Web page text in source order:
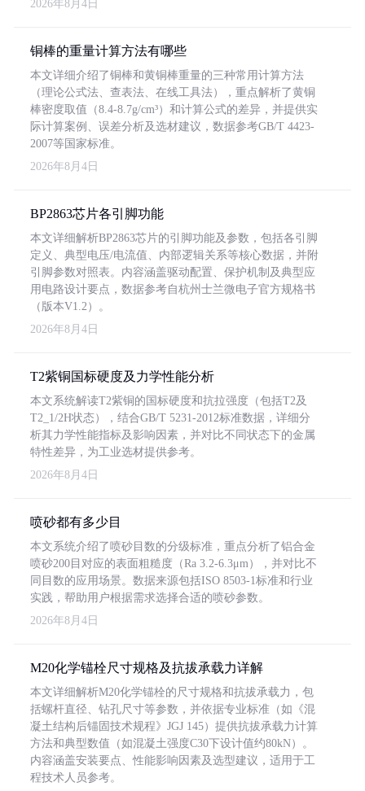
2026年8月4日
铜棒的重量计算方法有哪些
本文详细介绍了铜棒和黄铜棒重量的三种常用计算方法
（理论公式法、查表法、在线工具法），重点解析了黄铜
棒密度取值（8.4-8.7g/cm³）和计算公式的差异，并提供实
际计算案例、误差分析及选材建议，数据参考GB/T 4423-
2007等国家标准。
2026年8月4日
BP2863芯片各引脚功能
本文详细解析BP2863芯片的引脚功能及参数，包括各引脚
定义、典型电压/电流值、内部逻辑关系等核心数据，并附
引脚参数对照表。内容涵盖驱动配置、保护机制及典型应
用电路设计要点，数据参考自杭州士兰微电子官方规格书
（版本V1.2）。
2026年8月4日
T2紫铜国标硬度及力学性能分析
本文系统解读T2紫铜的国标硬度和抗拉强度（包括T2及
T2_1/2H状态），结合GB/T 5231-2012标准数据，详细分
析其力学性能指标及影响因素，并对比不同状态下的金属
特性差异，为工业选材提供参考。
2026年8月4日
喷砂都有多少目
本文系统介绍了喷砂目数的分级标准，重点分析了铝合金
喷砂200目对应的表面粗糙度（Ra 3.2-6.3μm），并对比不
同目数的应用场景。数据来源包括ISO 8503-1标准和行业
实践，帮助用户根据需求选择合适的喷砂参数。
2026年8月4日
M20化学锚栓尺寸规格及抗拔承载力详解
本文详细解析M20化学锚栓的尺寸规格和抗拔承载力，包
括螺杆直径、钻孔尺寸等参数，并依据专业标准（如《混
凝土结构后锚固技术规程》JGJ 145）提供抗拔承载力计算
方法和典型数值（如混凝土强度C30下设计值约80kN）。
内容涵盖安装要点、性能影响因素及选型建议，适用于工
程技术人员参考。